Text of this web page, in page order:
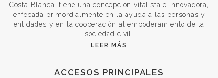
Costa Blanca, tiene una concepción vitalista e innovadora,
enfocada primordialmente en la ayuda a las personas y
entidades y en la cooperación al empoderamiento de la
sociedad civil.
LEER MÁS
ACCESOS PRINCIPALES